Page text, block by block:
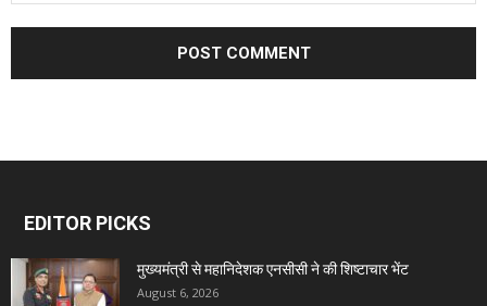
EDITOR PICKS
मुख्यमंत्री से महानिदेशक एनसीसी ने की शिष्टाचार भेंट
August 6, 2026